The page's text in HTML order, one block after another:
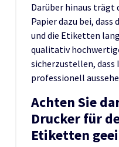
Darüber hinaus trägt
Papier dazu bei, dass
und die Etiketten
qualitativ
sicherzustellen,
professionell
Achten Sie
Drucker für
Etiketten